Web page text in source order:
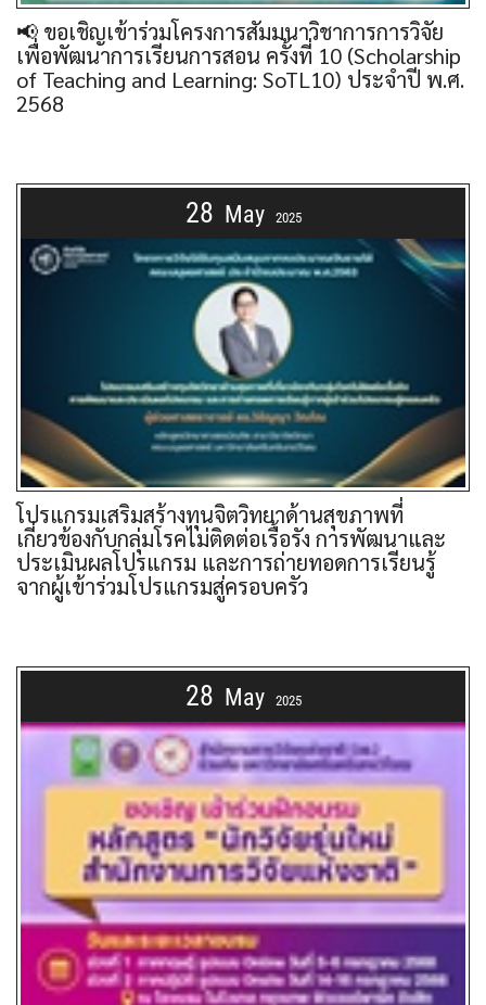
📢 ขอเชิญเข้าร่วมโครงการสัมมนาวิชาการการวิจัย
เพื่อพัฒนาการเรียนการสอน ครั้งที่ 10 (Scholarship
of Teaching and Learning: SoTL10) ประจําปี พ.ศ.
2568
28 May 2025
โปรแกรมเสริมสร้างทุนจิตวิทยาด้านสุขภาพที่
เกี่ยวข้องกับกลุ่มโรคไม่ติดต่อเรื้อรัง การพัฒนาและ
ประเมินผลโปรแกรม และการถ่ายทอดการเรียนรู้
จากผู้เข้าร่วมโปรแกรมสู่ครอบครัว
28 May 2025